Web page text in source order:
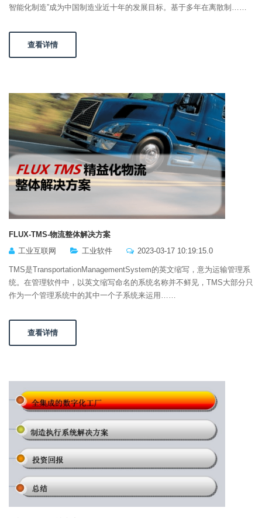
智能化制造”成为中国制造业近十年的发展目标。基于多年在离散制……
查看详情
FLUX-TMS-物流整体解决方案
工业互联网
工业软件 2023-03-17 10:19:15.0
TMS是TransportationManagementSystem的英文缩写，意为运输管理系
统。在管理软件中，以英文缩写命名的系统名称并不鲜见，TMS大部分只
作为一个管理系统中的其中一个子系统来运用……
查看详情